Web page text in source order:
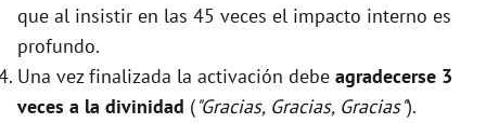
que al insistir en las 45 veces el impacto interno es
profundo.
Una vez finalizada la activación debe agradecerse 3
veces a la divinidad ("Gracias, Gracias, Gracias").